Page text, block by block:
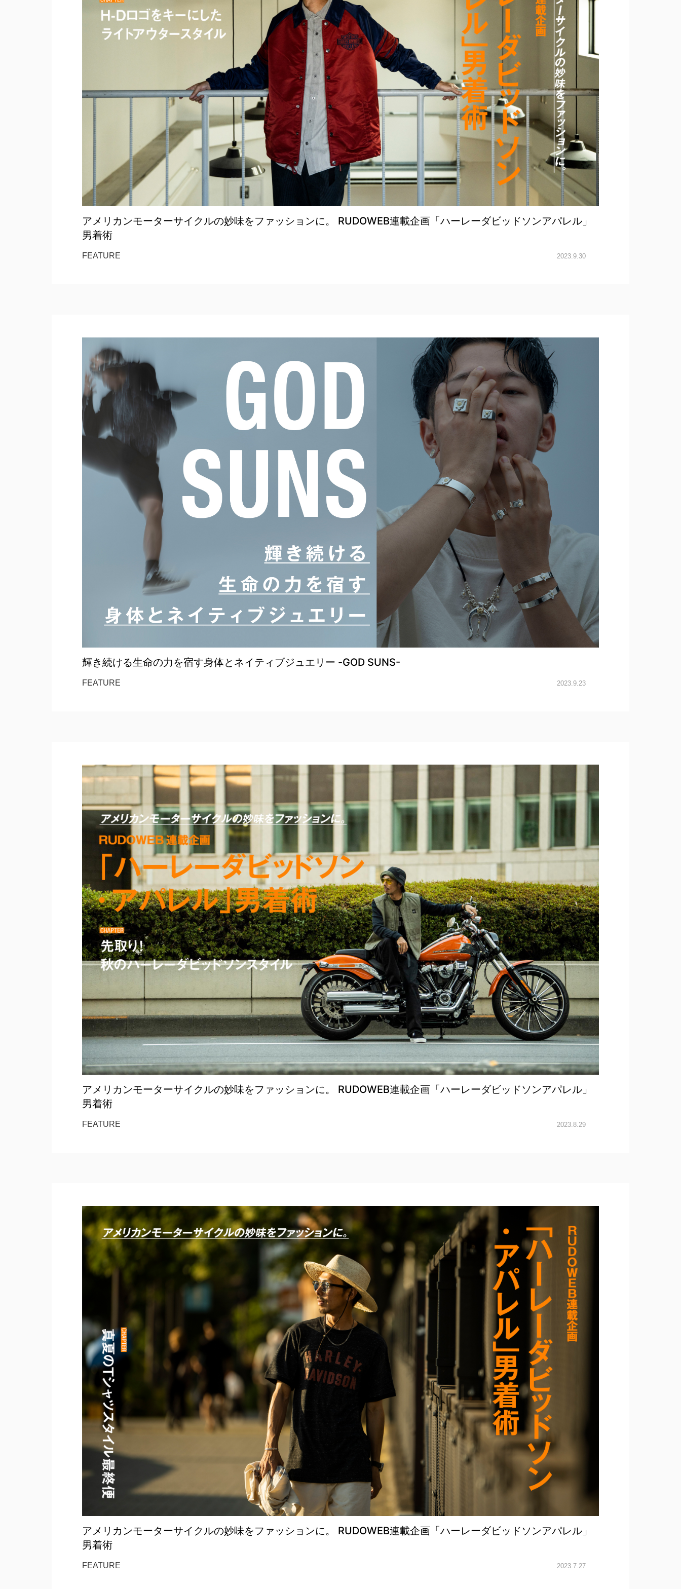
アメリカンモーターサイクルの妙味をファッションに。 RUDOWEB連載企画「ハーレーダビッドソンアパレル」
男着術
FEATURE 2023.9.30
輝き続ける生命の力を宿す身体とネイティブジュエリー -GOD SUNS-
FEATURE 2023.9.23
アメリカンモーターサイクルの妙味をファッションに。 RUDOWEB連載企画「ハーレーダビッドソンアパレル」
男着術
FEATURE 2023.8.29
アメリカンモーターサイクルの妙味をファッションに。 RUDOWEB連載企画「ハーレーダビッドソンアパレル」
男着術
FEATURE 2023.7.27